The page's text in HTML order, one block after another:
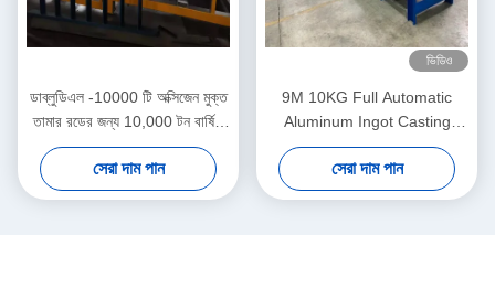
ডাব্লুডিএল -10000 টি অক্সিজেন মুক্ত
তামার রডের জন্য 10,000 টন বার্ষিক
আউটপুট এবং 20 টি কাস্টিং হেড সহ
আপওয়ার্ড ক্রমাগত কাস্টিং লাইন
সেরা দাম পান
ভিডিও
9M 10KG Full Automatic
Aluminum Ingot Casting
Machine
সেরা দাম পান